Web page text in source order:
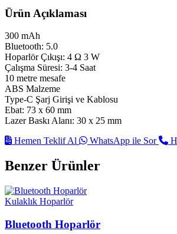
Ürün Açıklaması
300 mAh
Bluetooth: 5.0
Hoparlör Çıkışı: 4 Ω 3 W
Çalışma Süresi: 3-4 Saat
10 metre mesafe
ABS Malzeme
Type-C Şarj Girişi ve Kablosu
Ebat: 73 x 60 mm
Lazer Baskı Alanı: 30 x 25 mm
Hemen Teklif Al
WhatsApp ile Sor
Benzer Ürünler
Kulaklık Hoparlör
Bluetooth Hoparlör